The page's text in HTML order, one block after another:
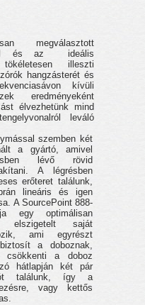
megválasztott
és az
ideális
illeszti
hangzásterét és
kívüli
eredményeként
élvezhetünk mind
leváló
szemben két
a gyártó, amivel
lévő rövid
A légrésben
erőteret találunk,
lineáris és igen
A SourcePoint 888-
egy optimálisan
elszigetelt saját
ami egyrészt
a doboznak,
csökkenti a doboz
hátlapján két pár
találunk, így a
vagy kettős